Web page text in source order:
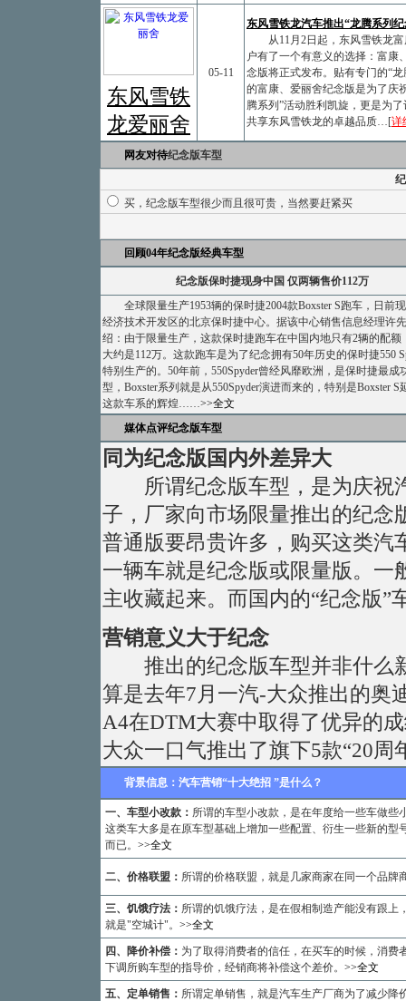
东风雪铁
龙爱丽舍
05-11
东风雪铁龙汽车推出“龙腾系列
从11月2日起，东风雪铁龙富
户有了一个有意义的选择：富康
念版将正式发布。贴有专门的“
的富康、爱丽舍纪念版是为了庆
腾系列”活动胜利凯旋，更是为
共享东风雪铁龙的卓越品质…[详
网友对待纪念版车型
买，纪念版车型很少而且很可贵，当然要赶紧买
回顾04年纪念版经典车型
纪念版保时捷现身中国 仅两辆售价112万
全球限量生产1953辆的保时捷2004款Boxster S跑车，日前
经济技术开发区的北京保时捷中心。据该中心销售信息经理许
绍：由于限量生产，这款保时捷跑车在中国内地只有2辆的配额
大约是112万。这款跑车是为了纪念拥有50年历史的保时捷550
特别生产的。50年前，550Spyder曾经风靡欧洲，是保时捷最成
型，Boxster系列就是从550Spyder演进而来的，特别是Boxster S
这款车系的辉煌……>>全文
媒体点评纪念版车型
同为纪念版国内外差异大
所谓纪念版车型，是为庆祝
子，厂家向市场限量推出的纪念
普通版要昂贵许多，购买这类汽
一辆车就是纪念版或限量版。一
主收藏起来。而国内的“纪念版”
营销意义大于纪念
推出的纪念版车型并非什么
算是去年7月一汽-大众推出的奥
A4在DTM大赛中取得了优异的
大众一口气推出了旗下5款“20周
背景信息：汽车营销“十大绝招 ”是什么？
一、车型小改款： 所谓的车型小改款，是在年度给一些车做
这类车大多是在原车型基础上增加一些配置、衍生一些新的
而已。 >>全文
二、价格联盟： 所谓的价格联盟，就是几家商家在同一个品
三、饥饿疗法： 所谓的饥饿疗法，是在假相制造产能没有跟
就是"空城计"。 >>全文
四、降价补偿： 为了取得消费者的信任，在买车的时候，消
下调所购车型的指导价，经销商将补偿这个差价。 >>全文
五、定单销售： 所谓定单销售，就是汽车生产厂商为了减少